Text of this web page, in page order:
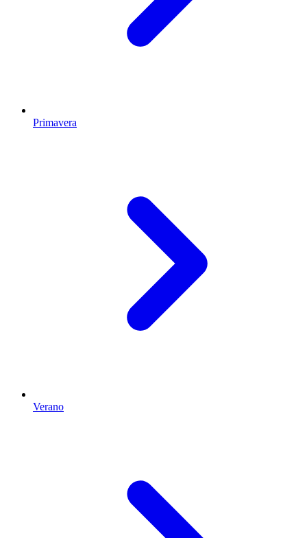
Primavera
Verano